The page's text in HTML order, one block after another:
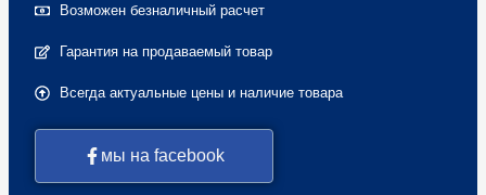
Возможен безналичный расчет
Гарантия на продаваемый товар
Всегда актуальные цены и наличие товара
мы на facebook